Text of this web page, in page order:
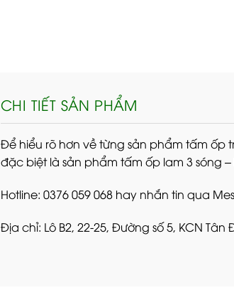
CHI TIẾT SẢN PHẨM
Để hiểu rõ hơn về từng sản phẩm tấm ốp
đặc biệt là sản phẩm tấm ốp lam 3 sóng
Hotline: 0376 059 068 hay nhắn tin qua
Địa chỉ: Lô B2, 22-25, Đường số 5, KCN Tân